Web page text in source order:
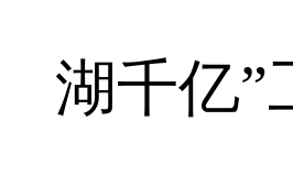
湖千亿”